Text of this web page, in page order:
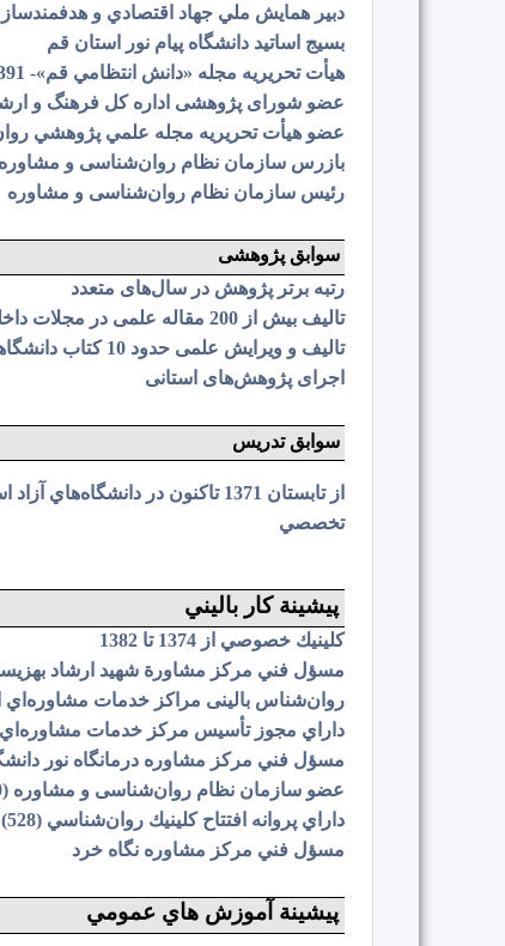
دبیر همايش ملي جهاد اقتصادي و
بسیج اساتید دانشگاه پیام نور استان قم
هیأت تحریریه مجله «دانش انتظامي قم»- 1391
عضو شورای پژوهشی اداره کل فرهنگ و ارشاد
عضو هیأت تحریریه مجله علمي پژوهشي
بازرس سازمان نظام روان‌شناسی و مشاوره به
رئیس سازمان نظام روان‌شناسی و مشاوره
سوابق پژوهشی
رتبه برتر پژوهش در سال‌های متعدد
تالیف بیش از 200 مقاله علمی در مجلات داخلی و خارجی
تالیف و ویرایش علمی حدود 10 کتاب دانشگاهی
اجرای پژوهش‌های استانی
سوابق تدریس
از تابستان 1371 تاکنون در
تخصصي
پيشينة كار باليني
كلينيك خصوصي از 1374 تا 1382
مسؤل فني مركز مشاورة شهيد ارشاد
روان‌شناس بالینی مراکز خدمات
داراي مجوز تأسیس مرکز خدمات مشاوره‌اي
مسؤل فني مركز مشاوره درمانگاه نور
عضو سازمان نظام روان‌شناسی و مشاوره (280)
داراي پروانه افتتاح كلينيك روان‌شناسي (528)
مسؤل فني مركز مشاوره نگاه خرد
پيشينة آموزش هاي عمومي